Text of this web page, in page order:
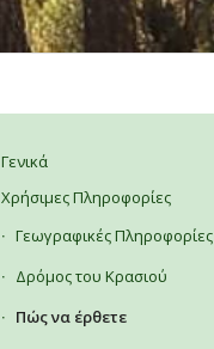
Γενικά
Χρήσιμες Πληροφορίες
Γεωγραφικές Πληροφορίες
Δρόμος του Κρασιού
Πώς να έρθετε